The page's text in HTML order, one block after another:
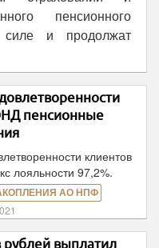
пенсионного
силе и продолжат
пенсионные
клиентов
лояльности 97,2%.
АО НПФ
выплатил